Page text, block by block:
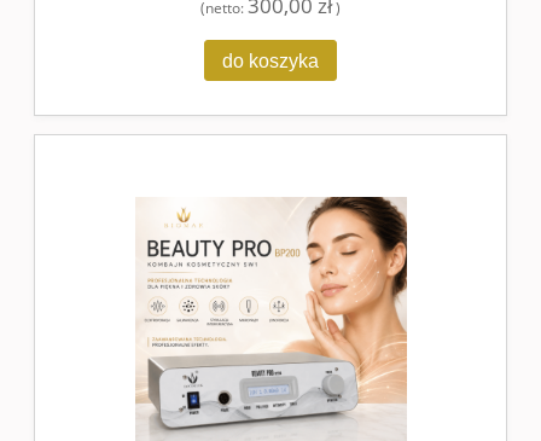
(netto:300,00 zł)
do koszyka